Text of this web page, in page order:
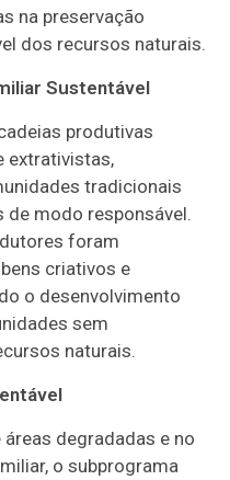
na preservação
dos recursos naturais.
Sustentável
produtivas
extrativistas,
tradicionais
de modo responsável.
foram
criativos e
o desenvolvimento
sem
naturais.
degradadas e no
o subprograma